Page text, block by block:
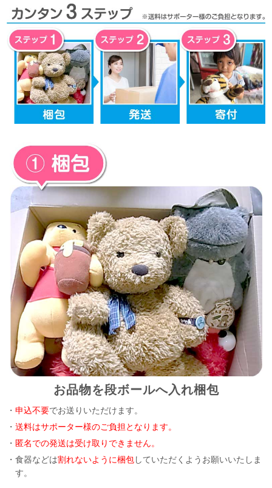
お品物を段ボールへ入れ梱包
・申込不要でお送りいただけます。
・送料はサポーター様のご負担となります。
・ 匿名での発送は受け取りできません。
・食器などは割れないように梱包していただくようお願いいたしま
す。